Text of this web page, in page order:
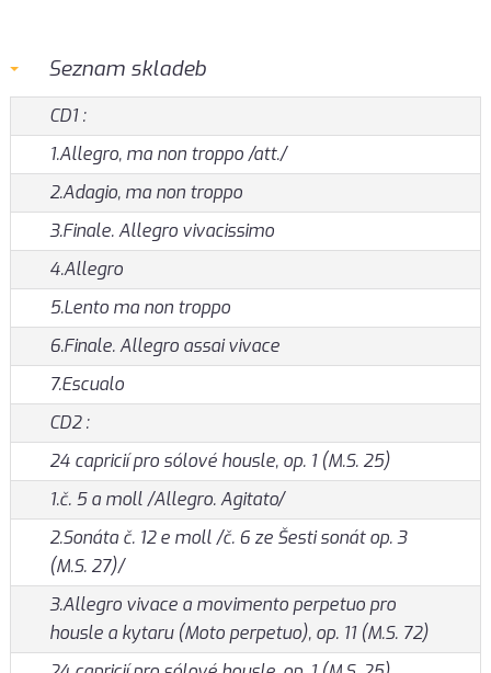
Seznam skladeb
CD1 :
1.Allegro, ma non troppo /att./
2.Adagio, ma non troppo
3.Finale. Allegro vivacissimo
4.Allegro
5.Lento ma non troppo
6.Finale. Allegro assai vivace
7.Escualo
CD2 :
24 capricií pro sólové housle, op. 1 (M.S. 25)
1.č. 5 a moll /Allegro. Agitato/
2.Sonáta č. 12 e moll /č. 6 ze Šesti sonát op. 3
(M.S. 27)/
3.Allegro vivace a movimento perpetuo pro
housle a kytaru (Moto perpetuo), op. 11 (M.S. 72)